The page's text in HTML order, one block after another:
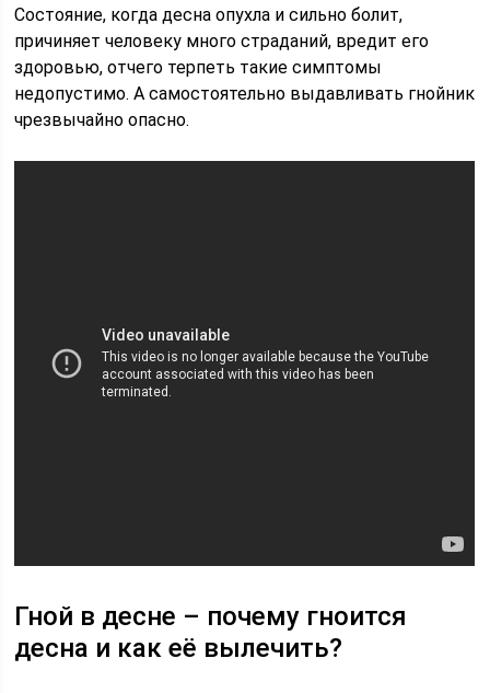
Состояние, когда десна опухла и сильно болит,
причиняет человеку много страданий, вредит его
здоровью, отчего терпеть такие симптомы
недопустимо. А самостоятельно выдавливать гнойник
чрезвычайно опасно.
Гной в десне – почему гноится
десна и как её вылечить?